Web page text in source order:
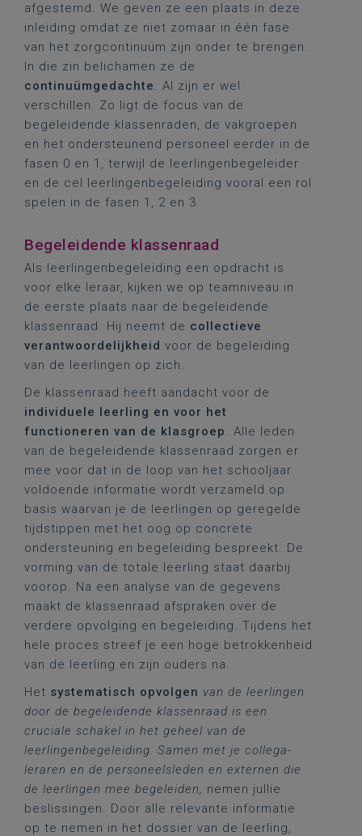
afgestemd. We geven ze een plaats in deze
inleiding omdat ze niet zomaar in één fase
van het zorgcontinuüm zijn onder te brengen.
In die zin belichamen ze de
continuümgedachte. Al zijn er wel
verschillen. Zo ligt de focus van de
begeleidende klassenraden, de vakgroepen
en het ondersteunend personeel eerder in de
fasen 0 en 1, terwijl de leerlingenbegeleider
en de cel leerlingenbegeleiding vooral een rol
spelen in de fasen 1, 2 en 3.
Begeleidende klassenraad
Als leerlingenbegeleiding een opdracht is
voor elke leraar, kijken we op teamniveau in
de eerste plaats naar de begeleidende
klassenraad. Hij neemt de collectieve
verantwoordelijkheid voor de begeleiding
van de leerlingen op zich.
De klassenraad heeft aandacht voor de
individuele leerling en voor het
functioneren van de klasgroep. Alle leden
van de begeleidende klassenraad zorgen er
mee voor dat in de loop van het schooljaar
voldoende informatie wordt verzameld op
basis waarvan je de leerlingen op geregelde
tijdstippen met het oog op concrete
ondersteuning en begeleiding bespreekt. De
vorming van de totale leerling staat daarbij
voorop. Na een analyse van de gegevens
maakt de klassenraad afspraken over de
verdere opvolging en begeleiding. Tijdens het
hele proces streef je een hoge betrokkenheid
van de leerling en zijn ouders na.
Het systematisch opvolgen van de leerlingen
door de begeleidende klassenraad is een
cruciale schakel in het geheel van de
leerlingenbegeleiding. Samen met je collega-
leraren en de personeelsleden en externen die
de leerlingen mee begeleiden, nemen jullie
beslissingen. Door alle relevante informatie
op te nemen in het dossier van de leerling,